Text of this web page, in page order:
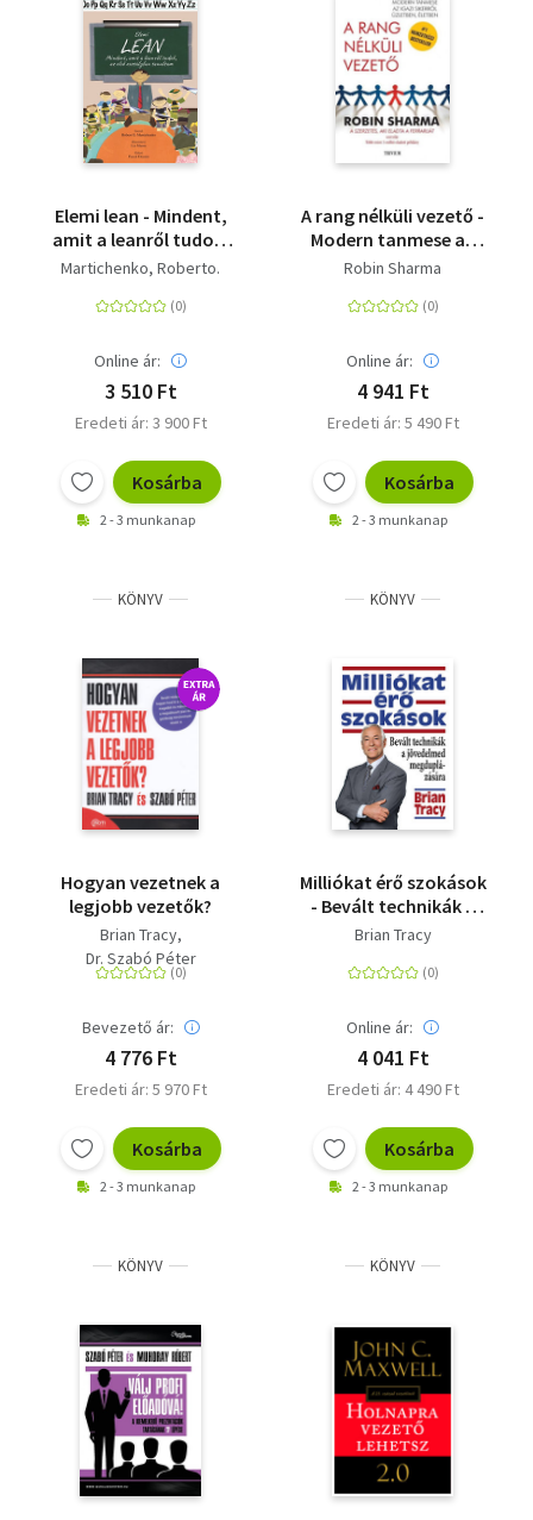
Elemi lean - Mindent,
amit a leanről tudok,
az első osztályban
Martichenko, Roberto.
Online ár:
3 510 Ft
Eredeti ár: 3 900 Ft
Kosárba
2 - 3 munkanap
A rang nélküli vezető -
Modern tanmese az
igazi sikerről üzletben,
Robin Sharma
Online ár:
4 941 Ft
Eredeti ár: 5 490 Ft
Kosárba
2 - 3 munkanap
KÖNYV
Hogyan vezetnek a
legjobb vezetők?
Brian Tracy
Dr. Szabó Péter
Bevezető ár:
4 776 Ft
Eredeti ár: 5 970 Ft
Kosárba
2 - 3 munkanap
KÖNYV
Milliókat érő szokások
- Bevált technikák a
jövedelmed
Brian Tracy
Online ár:
4 041 Ft
Eredeti ár: 4 490 Ft
Kosárba
2 - 3 munkanap
KÖNYV KÖNYV